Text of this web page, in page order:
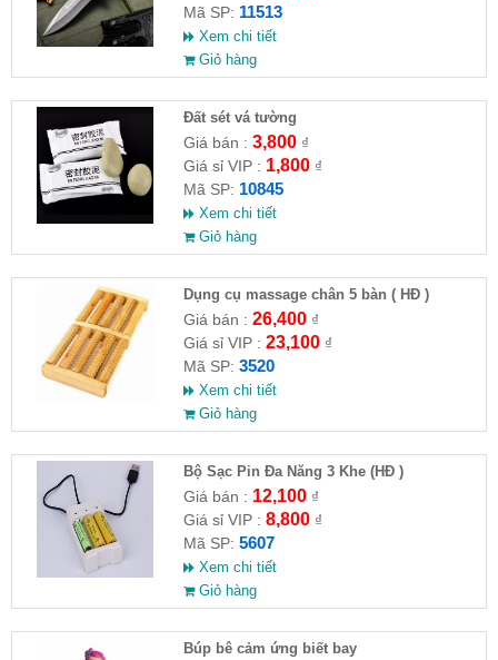
Mã SP: 11513
Xem chi tiết
Giỏ hàng
Đất sét vá tường
Giá bán : 3,800₫
Giá sỉ VIP : 1,800₫
Mã SP: 10845
Xem chi tiết
Giỏ hàng
Dụng cụ massage chân 5 bàn ( HĐ )
Giá bán : 26,400₫
Giá sỉ VIP : 23,100₫
Mã SP: 3520
Xem chi tiết
Giỏ hàng
Bộ Sạc Pin Đa Năng 3 Khe (HĐ )
Giá bán : 12,100₫
Giá sỉ VIP : 8,800₫
Mã SP: 5607
Xem chi tiết
Giỏ hàng
​Búp bê cảm ứng biết bay